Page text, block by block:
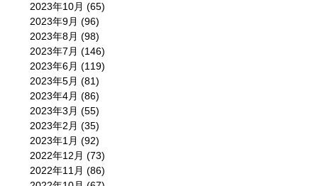
2023年10月 (65)
2023年9月 (96)
2023年8月 (98)
2023年7月 (146)
2023年6月 (119)
2023年5月 (81)
2023年4月 (86)
2023年3月 (55)
2023年2月 (35)
2023年1月 (92)
2022年12月 (73)
2022年11月 (86)